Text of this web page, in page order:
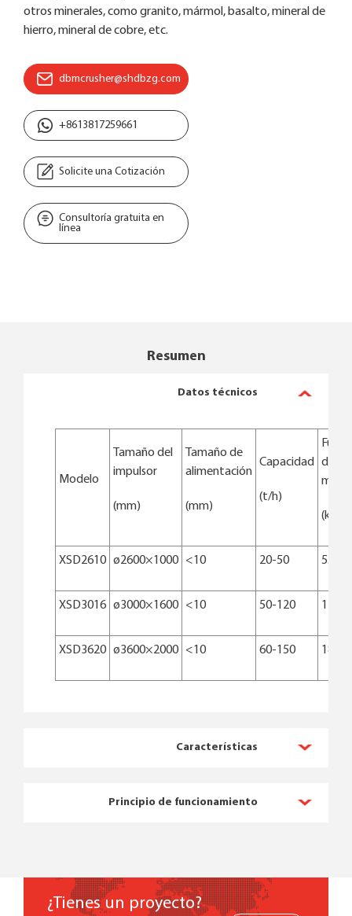
otros minerales, como granito, mármol, basalto, mineral de
hierro, mineral de cobre, etc.
dbmcrusher@shdbzg.com
+8613817259661
Solicite una Cotización
Consultoría gratuita en
línea
Resumen
Datos técnicos
Modelo
Tamaño del
impulsor
(mm)
Tamaño de
alimentación
(mm)
Capacidad
(t/h)
de
(kw)
XSD2610 ø2600×1000 <10 20-50 5.5
XSD3016 ø3000×1600 <10 50-120 11-15
XSD3620 ø3600×2000 <10 60-150 18.5
Características
Principio de funcionamiento
¿Tienes un proyecto?